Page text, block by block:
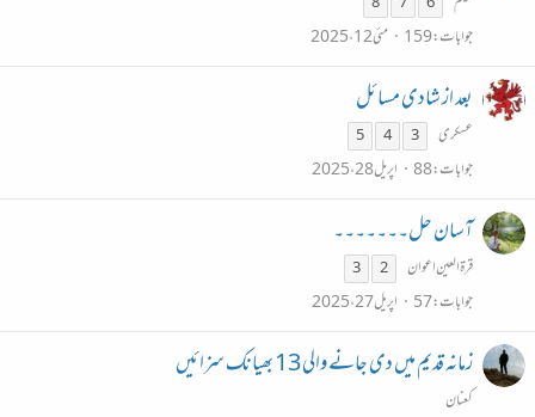
جوابات 159 مئی 12، 2025
بعد از شادی مسائل
عسکری 3
4
5
جوابات 88 اپریل 28، 2025
آسان حل۔۔۔۔۔۔۔
قرۃالعین اعوان 2
3
جوابات 57 اپریل 27، 2025
زمانہ قدیم میں دی جانے والی 13 بھیانک سزائیں
کعنان